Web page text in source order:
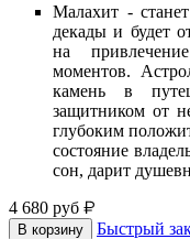
Малахит -
декады и будет
на
моментов.
камень в
защитником от
глубоким
состояние
сон, дарит
4 680 руб
В корзину Быстрый